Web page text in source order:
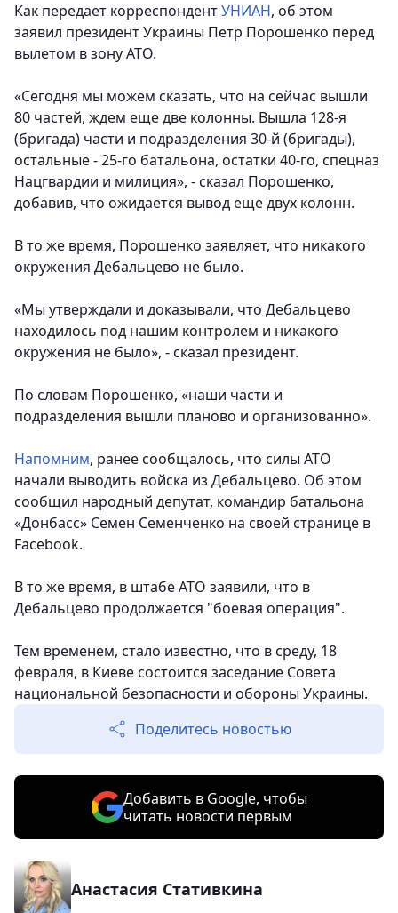
Как передает корреспондентУНИАН, об этом
заявил президент Украины Петр Порошенко перед
вылетом в зону АТО.
«Сегодня мы можем сказать, что на сейчас вышли
80 частей, ждем еще две колонны. Вышла 128-я
(бригада) части и подразделения 30-й (бригады),
остальные - 25-го батальона, остатки 40-го, спецназ
Нацгвардии и милиция», - сказал Порошенко,
добавив, что ожидается вывод еще двух колонн.
В то же время, Порошенко заявляет, что никакого
окружения Дебальцево не было.
«Мы утверждали и доказывали, что Дебальцево
находилось под нашим контролем и никакого
окружения не было», - сказал президент.
По словам Порошенко, «наши части и
подразделения вышли планово и организованно».
Напомним, ранее сообщалось, что силы АТО
начали выводить войска из Дебальцево. Об этом
сообщил народный депутат, командир батальона
«Донбасс» Семен Семенченко на своей странице в
Facebook.
В то же время, в штабе АТО заявили, что в
Дебальцево продолжается "боевая операция".
Тем временем, стало известно, что в среду, 18
февраля, в Киеве состоится заседание Совета
национальной безопасности и обороны Украины.
Поделитесь новостью
Добавить в Google, чтобы
читать новости первым
Анастасия Стативкина